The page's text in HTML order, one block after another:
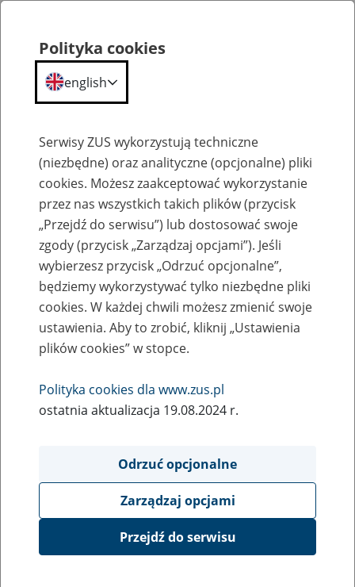
Szkolenia
Zaproś ZUS do siebie - zakładanie profili
eZUS w siedzibie Twojej firmy
Rodzaj wydarzenia
Szkolenia
obsługa klientów
Event description
Platforma Usług Elektronicznych ZUS eZUS
Polityka cookies
english
Serwisy ZUS wykorzystują techniczne
(niezbędne) oraz analityczne (opcjonalne) pliki
cookies. Możesz zaakceptować wykorzystanie
przez nas wszystkich takich plików (przycisk
„Przejdź do serwisu”) lub dostosować swoje
zgody (przycisk „Zarządzaj opcjami”). Jeśli
wybierzesz przycisk „Odrzuć opcjonalne”,
będziemy wykorzystywać tylko niezbędne pliki
cookies. W każdej chwili możesz zmienić swoje
ustawienia. Aby to zrobić, kliknij „Ustawienia
plików cookies” w stopce.
Polityka cookies dla www.zus.pl
ostatnia aktualizacja 19.08.2024 r.
Odrzuć opcjonalne
Zarządzaj opcjami
Przejdź do serwisu